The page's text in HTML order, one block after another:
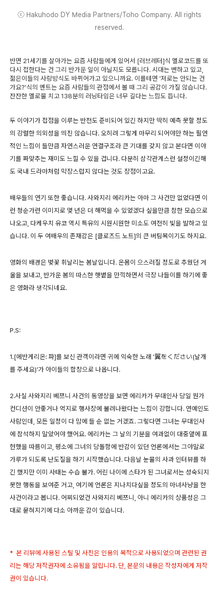
ⓒ Hakuhodo DY Media Partners/Toho Company. All rights
reserved.
반면 21세기를 살아가는 요즘 사람들에게 있어서 [러브레터]식 멜로코드를 또
다시 접한다는 건 그리 반가운 일이 아닐지도 모릅니다. 시대는 변하고 있고,
젊은이들의 사랑방식도 바뀌어가고 있으니까요. 이를테면 '저로는 안되는 건
가요?'식의 멘트는 요즘 사람들의 관점에서 볼 때 그리 공감이 가질 않습니다.
잔잔한 멜로물 치고 138분의 러닝타임은 너무 길다는 느낌도 듭니다.
두 이야기가 접점을 이루는 반전도 준비되어 있긴 하지만 딱히 예측 못할 정도
의 강렬한 의외성을 띄진 않습니다. 오히려 그렇게 마무리 되어야만 하는 필연
적인 느낌이 들만큼 자연스러운 연결구조라 큰 기대를 갖지 않고 본다면 이야
기를 짜맞추는 재미도 느낄 수 있을 겁니다. 다분히 삼각관계스런 설정이긴해
도 국내 드라마처럼 막장스럽지 않다는 것도 장점이고요.
배우들의 연기 또한 좋습니다. 사와지리 에리카는 아마 그 사건만 없었다면 이
런 청순가련 이미지로 몇 년은 더 해먹을 수 있었겠다 싶을만큼 참한 모습으로
나오고, 다케우치 유코 역시 특유의 시원시원한 미소도 여전히 빛을 발하고 있
습니다. 이 두 여배우의 존재감은 [클로즈드 노트]의 큰 버팀목이기도 하지요.
영화의 배경은 벚꽃 휘날리는 봄날입니다. 온몸이 으스러질 정도로 추웠던 겨
울을 보내고, 반가운 봄의 따스한 햇볕을 만끽하면서 극장 나들이를 하기에 좋
은 영화라 생각되네요.
P.S:
1.[에반게리온: 파]를 보신 관객이라면 귀에 익숙한 노래 '翼をください(날개
를 주세요)'가 아이들의 합창으로 나옵니다.
2.사실 사와지리 베쯔니 사건의 동영상을 보면 에리카가 무대인사 당일 뭔가
컨디션이 안좋거나 억지로 행사장에 불려나왔다는 느낌이 강합니다. 연예인도
사람인데, 모든 일정이 다 맘에 들 순 없는 거겠죠. 그렇다면 그녀는 무대인사
에 참석하지 말았어야 했어요. 에리카는 그 날의 기분을 여과없이 대중앞에 표
현했을 따름이고, 평소에 그녀의 당돌함에 반감이 있던 언론에서는 그야말로
가루가 되도록 난도질을 하기 시작했습니다. 다음날 눈물의 사과 인터뷰를 하
긴 했지만 이미 사태는 수습 불가. 어린 나이에 스타가 된 그녀로서는 성숙되지
못한 행동을 보여준 거고, 여기에 언론은 지나치다싶을 정도의 마녀사냥을 한
사건이라고 봅니다. 어찌되었건 사와지리 베쯔니, 아니 에리카의 상품성은 그
대로 묻혀지기에 다소 아까운 감이 있습니다.
* 본 리뷰에 사용된 스틸 및 사진은 인용의 목적으로 사용되었으며 관련된 권
리는 해당 저작권자에 소유됨을 알립니다. 단, 본문의 내용은 작성자에게 저작
권이 있습니다.